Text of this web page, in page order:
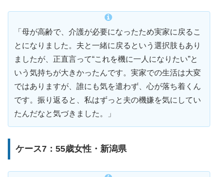
「母が高齢で、介護が必要になったため実家に戻るこ
とになりました。夫と一緒に戻るという選択肢もあり
ましたが、正直言って“これを機に一人になりたい”と
いう気持ちが大きかったんです。実家での生活は大変
ではありますが、誰にも気を遣わず、心が落ち着くん
です。振り返ると、私はずっと夫の機嫌を気にしてい
たんだなと気づきました。」
ケース7：55歳女性・新潟県